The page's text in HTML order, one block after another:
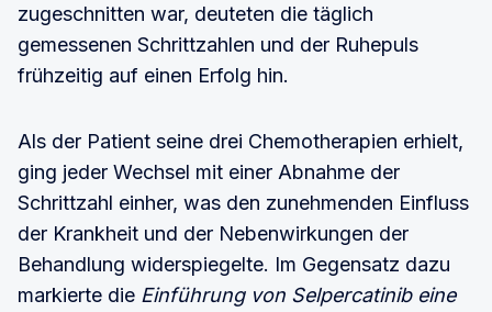
zugeschnitten war, deuteten die täglich
gemessenen Schrittzahlen und der Ruhepuls
frühzeitig auf einen Erfolg hin.
Als der Patient seine drei Chemotherapien erhielt,
ging jeder Wechsel mit einer Abnahme der
Schrittzahl einher, was den zunehmenden Einfluss
der Krankheit und der Nebenwirkungen der
Behandlung widerspiegelte. Im Gegensatz dazu
markierte die Einführung von Selpercatinib eine